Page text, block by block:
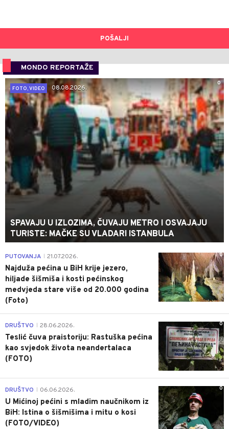
POŠALJI
MONDO REPORTAŽE
0
FOTO, VIDEO
08.08.2026.
SPAVAJU U IZLOZIMA, ČUVAJU METRO I OSVAJAJU
TURISTE: MAČKE SU VLADARI ISTANBULA
0
PUTOVANJA 21.07.2026.
Najduža pećina u BiH krije jezero,
hiljade šišmiša i kosti pećinskog
medvjeda stare više od 20.000 godina
(Foto)
0
DRUŠTVO 28.06.2026.
Teslić čuva praistoriju: Rastuška pećina
kao svjedok života neandertalaca
(FOTO)
0
DRUŠTVO 06.06.2026.
U Mićinoj pećini s mladim naučnikom iz
BiH: Istina o šišmišima i mitu o kosi
(FOTO/VIDEO)